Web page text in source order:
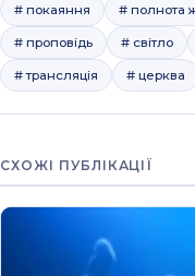
# покаяння # полнота
# проповідь # світло
# трансляція # церква
СХОЖІ ПУБЛІКАЦІЇ